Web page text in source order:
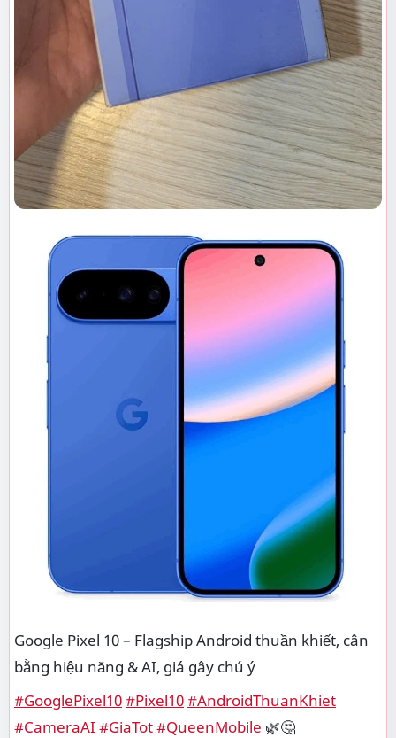
Google Pixel 10 – Flagship Android thuần khiết, cân
bằng hiệu năng & AI, giá gây chú ý
#GooglePixel10#Pixel10#AndroidThuanKhiet
#CameraAI #GiaTot#QueenMobile 🌿🤔